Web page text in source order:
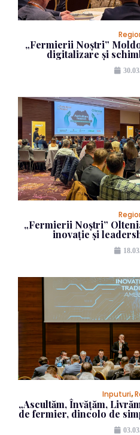
„Fermierii Noștri”
digitalizare și
„Fermierii Noștri”
inovație și
Inputuri,
„Ascultăm, Învățăm,
de fermier, dincolo de